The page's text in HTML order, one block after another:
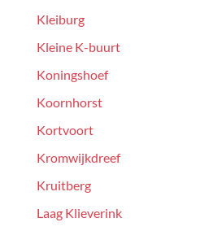
Kleiburg
Kleine K-buurt
Koningshoef
Koornhorst
Kortvoort
Kromwijkdreef
Kruitberg
Laag Klieverink